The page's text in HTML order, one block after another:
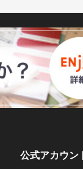
公式アカウン